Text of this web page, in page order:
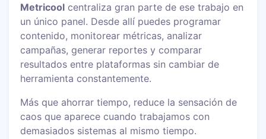
Metricool centraliza gran parte de ese trabajo en
un único panel. Desde allí puedes programar
contenido, monitorear métricas, analizar
campañas, generar reportes y comparar
resultados entre plataformas sin cambiar de
herramienta constantemente.
Más que ahorrar tiempo, reduce la sensación de
caos que aparece cuando trabajamos con
demasiados sistemas al mismo tiempo.